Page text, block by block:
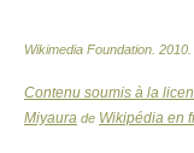
Wikimedia Foundation 2010
Contenu soumis à la
Miyaura de Wikipédia en